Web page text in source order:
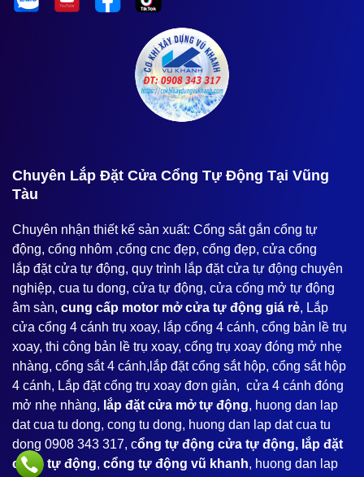
️Chuyên Lắp Đặt Cửa Cổng Tự Động Tại Vũng
Tàu
Chuyên nhận thiết kế sản xuất: Cổng sắt gắn cổng tự
động, cổng nhôm ,cổng cnc đẹp, cổng đẹp, cửa cổng
lắp đặt cửa tự động, quy trình lắp đặt cửa tự động chuyên
nghiệp, cua tu dong, cửa tự động, cửa cổng mở tự động
âm sàn, cung cấp motor mở cửa tự động giá rẻ, Lắp
cửa cổng 4 cánh trụ xoay, lắp cổng 4 cánh, cổng bản lề trụ
xoay, thi công bản lề trụ xoay, cổng trụ xoay đóng mở nhẹ
nhàng, cổng sắt 4 cánh,lắp đặt cổng sắt hộp, cổng sắt hộp
4 cánh, Lắp đặt cổng trụ xoay đơn giản, cửa 4 cánh đóng
mở nhẹ nhàng, lắp đặt cửa mở tự động, huong dan lap
dat cua tu dong, cong tu dong, huong dan lap dat cua tu
dong 0908 343 317, cổng tự động cửa tự động, lắp đặt
cổng tự động, cổng tự động vũ khanh, huong dan lap